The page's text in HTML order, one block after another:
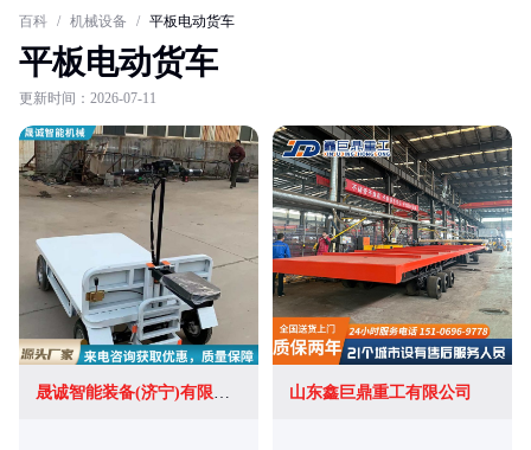
百科 / 机械设备 / 平板电动货车
平板电动货车
更新时间：2026-07-11
晟诚智能装备(济宁)有限公司 山东鑫巨鼎重工有限公司